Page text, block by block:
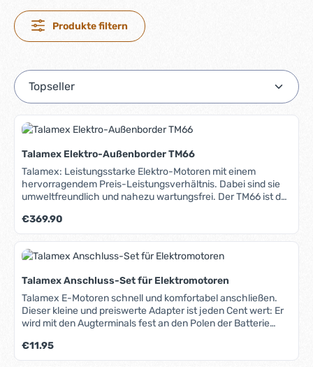
Produkte filtern
Talamex Elektro-Außenborder TM66
Talamex: Leistungsstarke Elektro-Motoren mit einem
hervorragendem Preis-Leistungsverhältnis. Dabei sind sie
umweltfreundlich und nahezu wartungsfrei. Der TM66 ist der
sich für Boote bis max. 2200kg. Das Ladekontroll-Display
informiert jederzeit über den aktuellen Ladezustand der
Batterie. Alle Modelle verfügen über eine teleskopierbare
Pinne mit 5 Vorwärts- und 3 Rückwärtsgängen. Tipp:
Produkte") gleich mit: Ihr Talamex-Motor ist so ruck-zuck
und ohne Gefummel angeschlossen. Serienmäßige
Ausstattung: Batterie-Ladekontroll-Display, teleskopierbare
Pinne, 5 Vorwärts- und 3 Rückwärtsgänge, schlagfestes, uv-
Stahlschaft, korrosionsbeständig durch
Pulverbeschichtung, Hochklappen und Absenken des
Regulärer Preis:
€369.90
Talamex Anschluss-Set für Elektromotoren
Talamex E-Motoren schnell und komfortabel anschließen.
Dieser kleine und preiswerte Adapter ist jeden Cent wert: Er
wird mit den Augterminals fest an den Polen der Batterie
Elektroaußenborder nur noch per Steckverbindung
angeschlossen. Ruck-zuck ist Ihr Motor einsatzbereit. Ohne
Regulärer Preis:
€11.95